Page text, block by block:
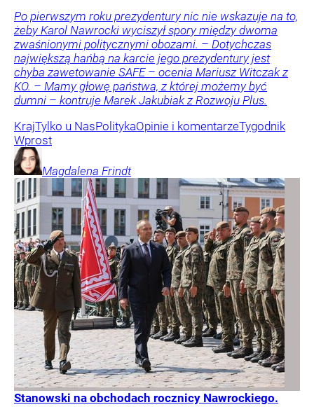
Po pierwszym roku prezydentury nic nie wskazuje na to,
żeby Karol Nawrocki wyciszył spory między dwoma
zwaśnionymi politycznymi obozami. – Dotychczas
największą hańbą na karcie jego prezydentury jest
chyba zawetowanie SAFE – ocenia Mariusz Witczak z
KO. – Mamy głowę państwa, z której możemy być
dumni – kontruje Marek Jakubiak z Rozwoju Plus.
KrajTylko u NasPolitykaOpinie i komentarzeTygodnik
Wprost
Magdalena Frindt
Stanowski na obchodach rocznicy Nawrockiego.